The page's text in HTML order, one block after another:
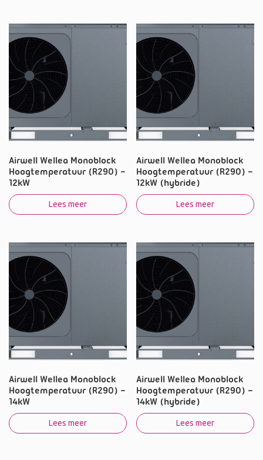
Airwell Wellea Monoblock
Hoogtemperatuur (R290) –
12kW
Lees meer
Airwell Wellea Monoblock
Hoogtemperatuur (R290) –
12kW (hybride)
Lees meer
Airwell Wellea Monoblock
Hoogtemperatuur (R290) –
14kW
Lees meer
Airwell Wellea Monoblock
Hoogtemperatuur (R290) –
14kW (hybride)
Lees meer